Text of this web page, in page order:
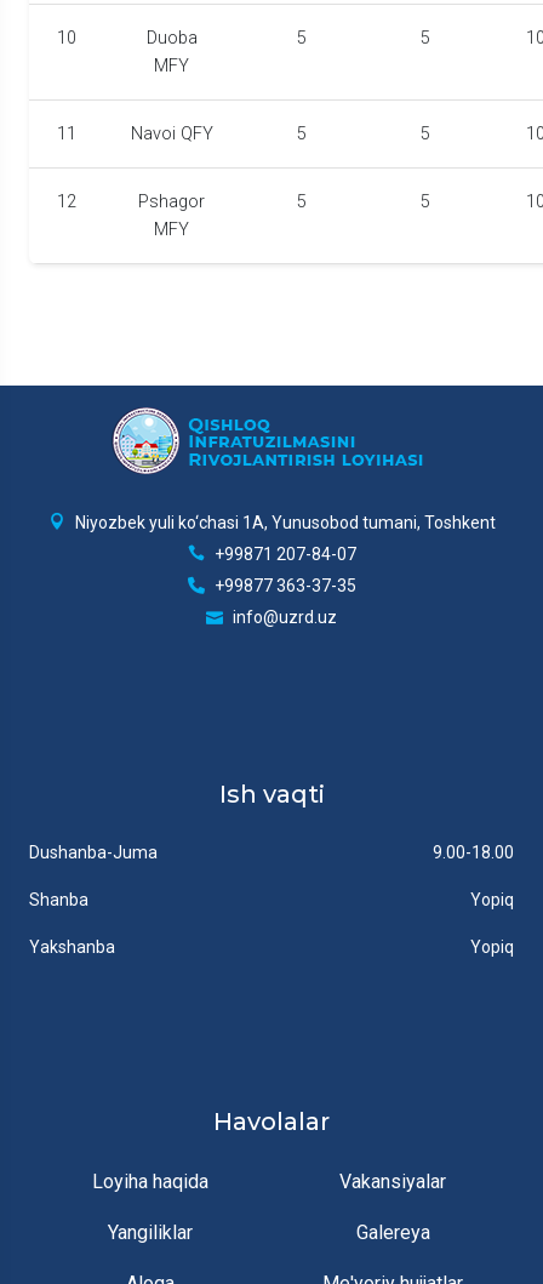
10
Duoba
MFY
5 5
11 Navoi QFY 5 5
12
Pshagor
MFY
5 5
Niyozbek yuli ko‘chasi 1A, Yunusobod tumani, Toshkent
+99871 207-84-07
+99877 363-37-35
info@uzrd.uz
Ish vaqti
Dushanba-Juma 9.00-18.00
Shanba Yopiq
Yakshanba Yopiq
Havolalar
Loyiha haqida Vakansiyalar
Yangiliklar Galereya